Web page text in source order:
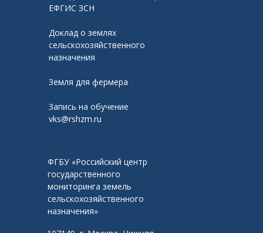
ФГБУ «Российский центр
государственного
мониторинга земель
сельскохозяйственного
назначения»
ЕФГИС ЗСН
Доклад о землях
сельскохозяйственного
назначения
Земля для фермера
Запись на обучение
vks@rshzm.ru